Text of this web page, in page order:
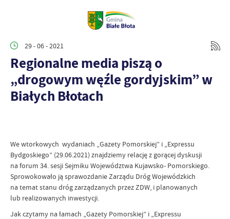
29 - 06 - 2021
Regionalne media piszą o
„drogowym węźle gordyjskim” w
Białych Błotach
We wtorkowych wydaniach „Gazety Pomorskiej” i „Expressu
Bydgoskiego” (29.06.2021) znajdziemy relację z gorącej dyskusji
na forum 34. sesji Sejmiku Województwa Kujawsko- Pomorskiego.
Sprowokowało ją sprawozdanie Zarządu Dróg Wojewódzkich
na temat stanu dróg zarządzanych przez ZDW, i planowanych
lub realizowanych inwestycji.
Jak czytamy na łamach „Gazety Pomorskiej” i „Expressu